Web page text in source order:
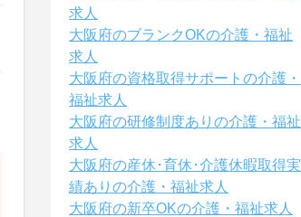
求人
大阪府のブランクOKの介護・福祉
求人
大阪府の資格取得サポートの介護・
福祉求人
大阪府の研修制度ありの介護・福祉
求人
大阪府の産休･育休･介護休暇取得実
績ありの介護・福祉求人
大阪府の新卒OKの介護・福祉求人